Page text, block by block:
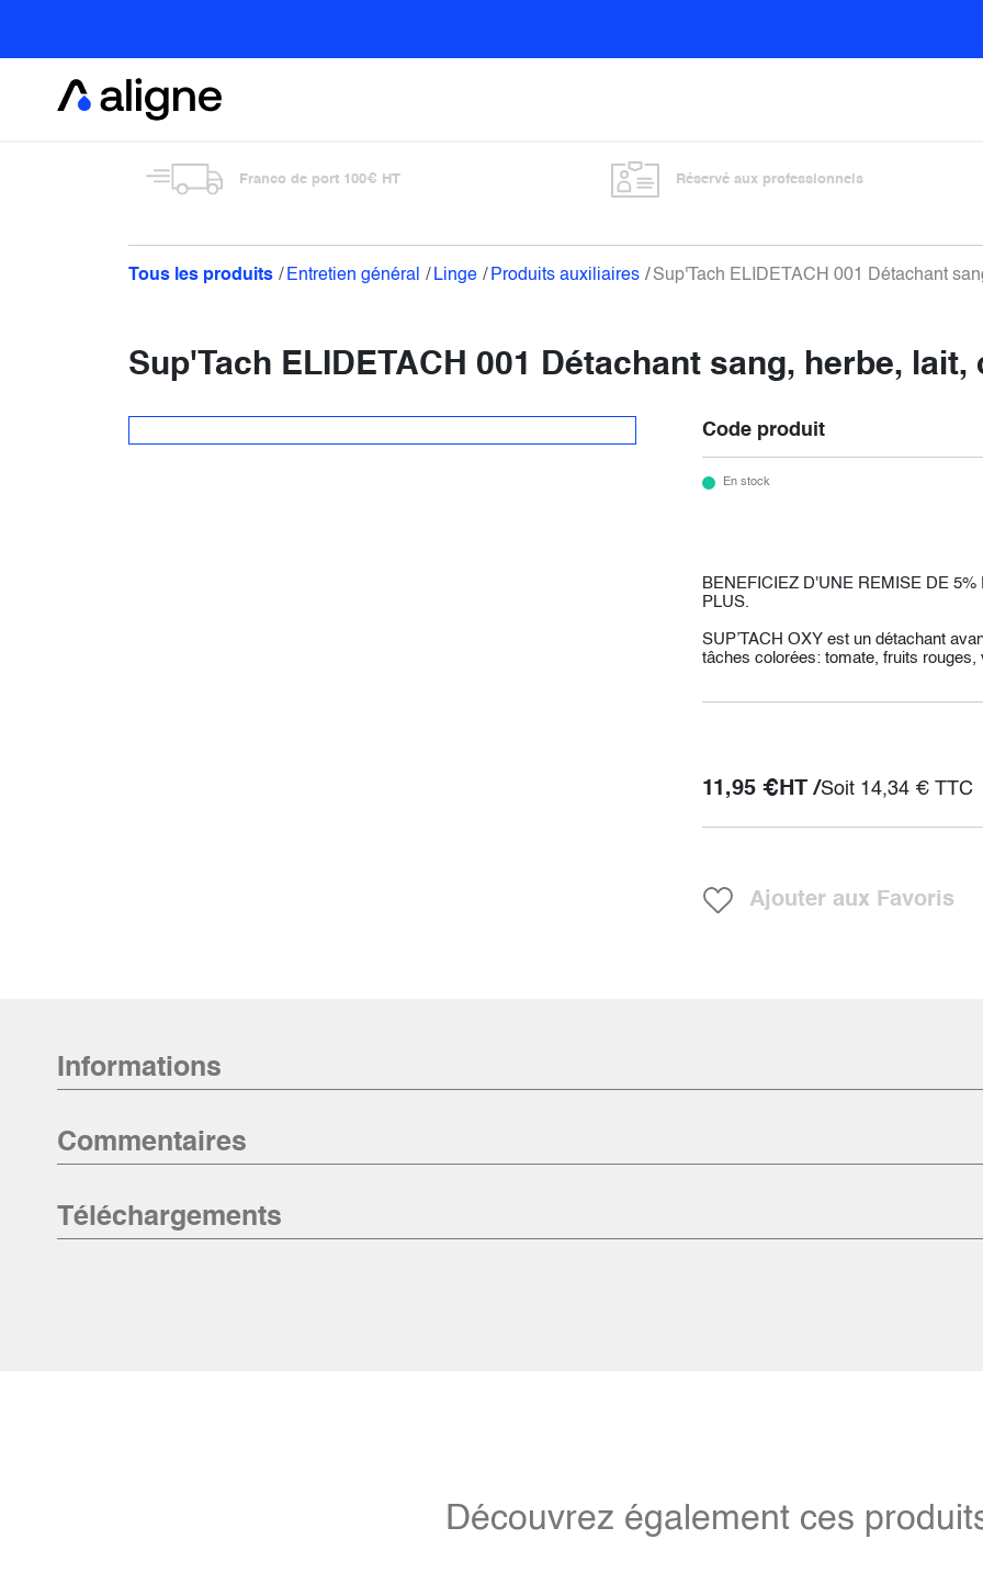
Franco de port 100€ HT Réservé aux professionnels
Tous les produits Entretien général Linge Produits auxiliaires Sup'Tach ELIDETACH 001 Détachant
Sup'Tach ELIDETACH 001 Détachant sang, herbe,
Code produit
En stock
BENEFICIEZ D'UNE REMISE DE
PLUS.
SUP’TACH OXY est un détachant
tâches colorées: tomate, fruits rouges,
11,95€ HT /Soit 14,34€TTC
Ajouter aux Favoris
Informations
Commentaires
Téléchargements
Découvrez également ces